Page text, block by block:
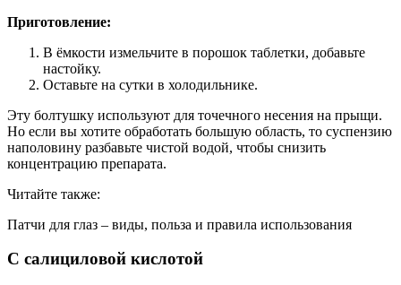
Приготовление:
В ёмкости измельчите в порошок таблетки, добавьте
настойку.
Оставьте на сутки в холодильнике.
Эту болтушку используют для точечного несения на прыщи.
Но если вы хотите обработать большую область, то суспензию
наполовину разбавьте чистой водой, чтобы снизить
концентрацию препарата.
Читайте также:
Патчи для глаз – виды, польза и правила использования
С салициловой кислотой